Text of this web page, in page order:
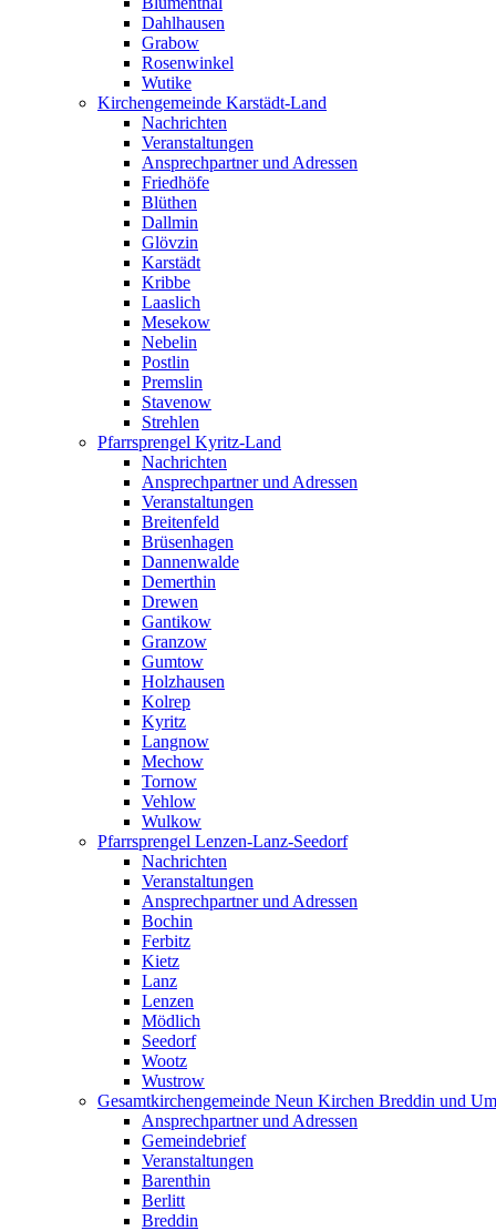
Dahlhausen
Grabow
Rosenwinkel
Wutike
Kirchengemeinde Karstädt-Land
Nachrichten
Veranstaltungen
Ansprechpartner und Adressen
Friedhöfe
Blüthen
Dallmin
Glövzin
Karstädt
Kribbe
Laaslich
Mesekow
Nebelin
Postlin
Premslin
Stavenow
Strehlen
Pfarrsprengel Kyritz-Land
Nachrichten
Ansprechpartner und Adressen
Veranstaltungen
Breitenfeld
Brüsenhagen
Dannenwalde
Demerthin
Drewen
Gantikow
Granzow
Gumtow
Holzhausen
Kolrep
Kyritz
Langnow
Mechow
Tornow
Vehlow
Wulkow
Pfarrsprengel Lenzen-Lanz-Seedorf
Nachrichten
Veranstaltungen
Ansprechpartner und Adressen
Bochin
Ferbitz
Kietz
Lanz
Lenzen
Mödlich
Seedorf
Wootz
Wustrow
Gesamtkirchengemeinde Neun Kirchen Breddin und
Ansprechpartner und Adressen
Gemeindebrief
Veranstaltungen
Barenthin
Berlitt
Breddin